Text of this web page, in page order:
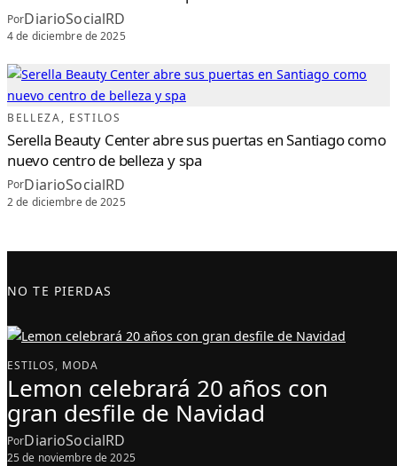
PorDiarioSocialRD
4 de diciembre de 2025
BELLEZA, ESTILOS
Serella Beauty Center abre sus puertas en Santiago como
nuevo centro de belleza y spa
PorDiarioSocialRD
2 de diciembre de 2025
NO TE PIERDAS
ESTILOS, MODA
Lemon celebrará 20 años con
gran desfile de Navidad
PorDiarioSocialRD
25 de noviembre de 2025